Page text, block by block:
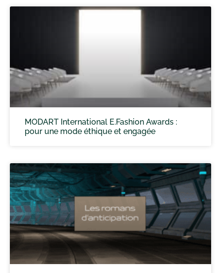
MODART International E.Fashion Awards :
pour une mode éthique et engagée